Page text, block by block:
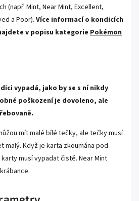
(např. Mint, Near Mint, Excellent,
a Poor). Více informací o kondicích
v popisu kategorie Pokémon
vypadá, jako by se s ní nikdy
poškození je dovoleno, ale
mít malé bílé tečky, ale tečky musí
malý. Když je karta zkoumána pod
musí vypadat čistě. Near Mint